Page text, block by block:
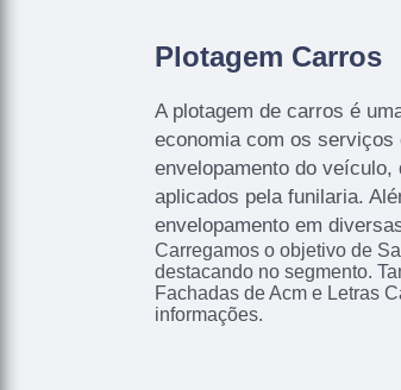
Plotagem Carros
A plotagem de carros é
economia com os
envelopamento do
aplicados pela funilaria.
envelopamento em
Carregamos o objetivo de
destacando no segmento.
Fachadas de Acm e Letras
informações.